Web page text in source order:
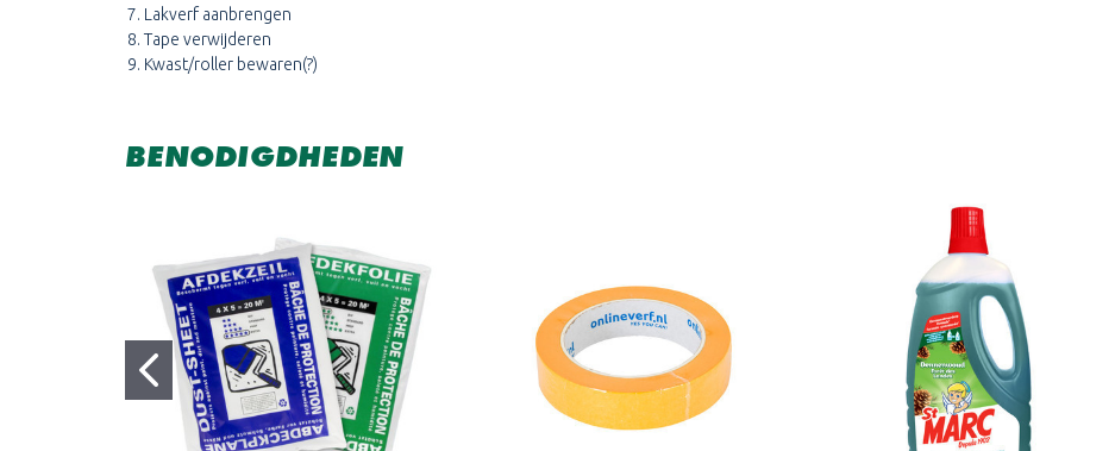
Lakverf aanbrengen
Tape verwijderen
Kwast/roller bewaren(?)
BENODIGDHEDEN